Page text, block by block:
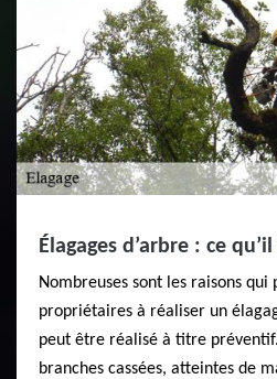
Élagages d’arbre : ce
Nombreuses sont les raisons
propriétaires à réaliser un
peut être réalisé à titre
branches cassées, atteintes de